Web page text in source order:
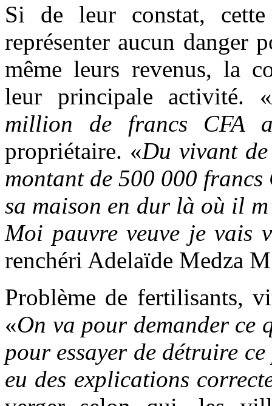
Si de leur constat, cette
représenter aucun danger
même leurs revenus, la
leur principale activité. «
million de francs CFA
propriétaire. «Du vivant
montant de 500 000
sa maison en dur là où il
Moi pauvre veuve je vais
renchéri Adelaïde Medza
Problème de fertilisants,
«On va pour demander ce
pour essayer de détruire
eu des explications